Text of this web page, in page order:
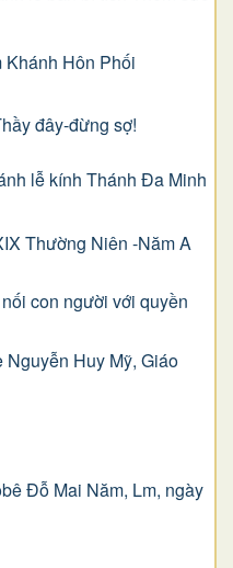
Hôn Phối
đây-đừng sợ!
lễ kính Thánh Đa Minh
Thường Niên -Năm A
con người với quyền
Huy Mỹ, Giáo
Ðỗ Mai Năm, Lm, ngày